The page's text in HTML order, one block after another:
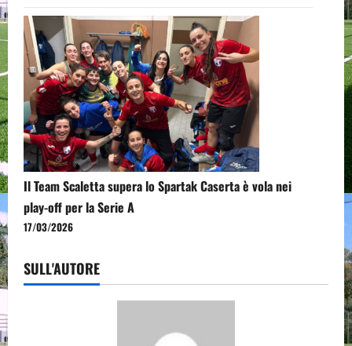
Il Team Scaletta supera lo Spartak Caserta è vola nei
play-off per la Serie A
17/03/2026
SULL'AUTORE